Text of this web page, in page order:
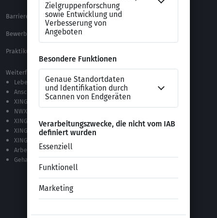
Barrierefreiheitserklärung
XING Impressum
Bewerbungs-FAQ
Praktikum Online Marketing
Weiterführende Links
Lebenslauf-Editor
Anschreiben-Editor
XING Stellenmarkt
NWX – „Alles zur Zukunft der Arbeit“
XING Campus
XING News
XING ProJobs
Arbeitgeber-Bewertungen
Gehaltsvergleich